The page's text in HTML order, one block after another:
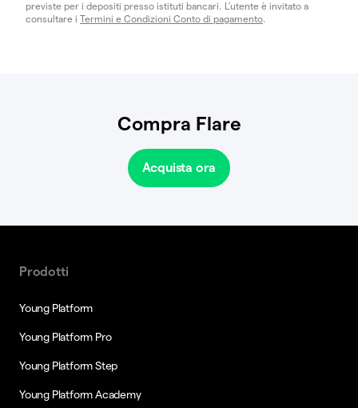
previste per i depositi presso istituti bancari. L’utente è invitato a
consultare i Termini e Condizioni Conto di pagamento.
Compra Flare
Acquista ora
Prodotti
Young Platform
Young Platform Pro
Young Platform Step
Young Platform Academy